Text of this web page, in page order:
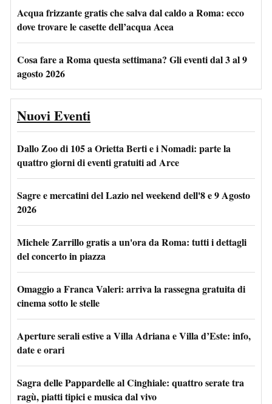
Acqua frizzante gratis che salva dal caldo a Roma: ecco
dove trovare le casette dell’acqua Acea
Cosa fare a Roma questa settimana? Gli eventi dal 3 al 9
agosto 2026
Nuovi Eventi
Dallo Zoo di 105 a Orietta Berti e i Nomadi: parte la
quattro giorni di eventi gratuiti ad Arce
Sagre e mercatini del Lazio nel weekend dell'8 e 9 Agosto
2026
Michele Zarrillo gratis a un'ora da Roma: tutti i dettagli
del concerto in piazza
Omaggio a Franca Valeri: arriva la rassegna gratuita di
cinema sotto le stelle
Aperture serali estive a Villa Adriana e Villa d’Este: info,
date e orari
Sagra delle Pappardelle al Cinghiale: quattro serate tra
ragù, piatti tipici e musica dal vivo